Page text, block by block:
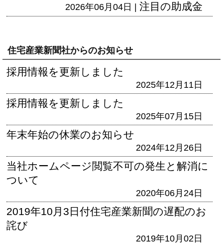
2026年06月04日 | 注目の助成金
住宅産業新聞社からのお知らせ
採用情報を更新しました
2025年12月11日
採用情報を更新しました
2025年07月15日
年末年始の休業のお知らせ
2024年12月26日
当社ホームページ閲覧不可の発生と解消に
ついて
2020年06月24日
2019年10月3日付住宅産業新聞の遅配のお
詫び
2019年10月02日